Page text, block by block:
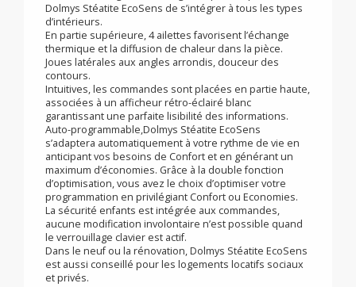
Design exclusif, La douceur du galbe associée à la
chaleur d’un cœur de chauffe en pierre stéatite,
performance et économies d’énergie grâce au
Pack Innovation EcoSens de fonctionnalités
innovantes.
La douceur du galbe et les lignes épurées permettent à
Dolmys Stéatite EcoSens de s’intégrer à tous les types
d’intérieurs.
En partie supérieure, 4 ailettes favorisent l’échange
thermique et la diffusion de chaleur dans la pièce.
Joues latérales aux angles arrondis, douceur des
contours.
Intuitives, les commandes sont placées en partie haute,
associées à un afficheur rétro-éclairé blanc
garantissant une parfaite lisibilité des informations.
Auto-programmable,Dolmys Stéatite EcoSens
s’adaptera automatiquement à votre rythme de vie en
anticipant vos besoins de Confort et en générant un
maximum d’économies. Grâce à la double fonction